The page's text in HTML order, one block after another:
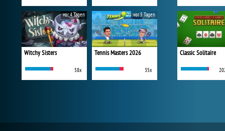
Witchy Sisters
58x
vor 4 Tagen
Tennis Masters 2026
35x
vor 5 Tagen
Classic Solitaire